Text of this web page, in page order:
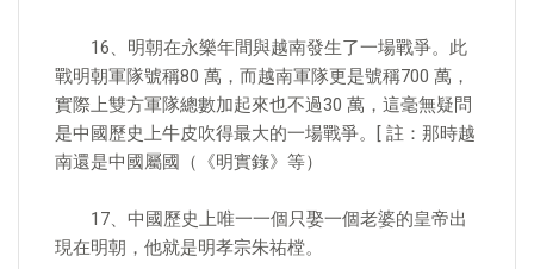
16、明朝在永樂年間與越南發生了一場戰爭。此
戰明朝軍隊號稱80 萬，而越南軍隊更是號稱700 萬，
實際上雙方軍隊總數加起來也不過30 萬，這毫無疑問
是中國歷史上牛皮吹得最大的一場戰爭。[ 註：那時越
南還是中國屬國（《明實錄》等）
17、中國歷史上唯一一個只娶一個老婆的皇帝出
現在明朝，他就是明孝宗朱祐樘。